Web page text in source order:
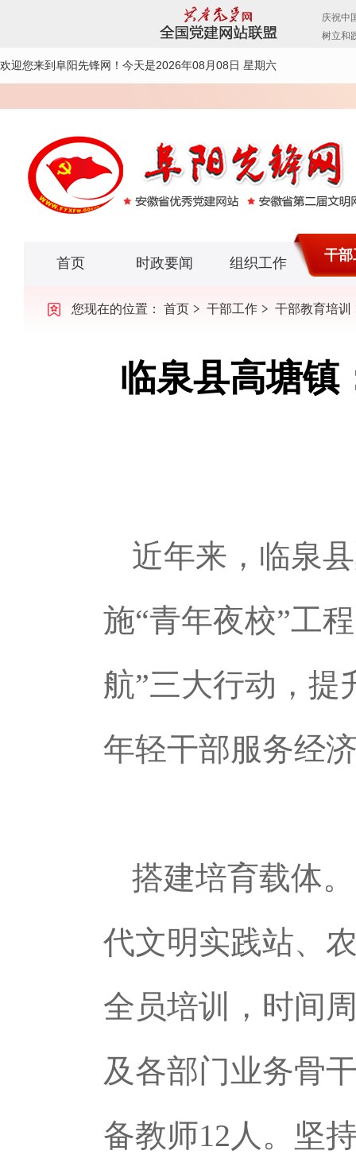
欢迎您来到阜阳先锋网！ 今天是2026年08月08日 星期六
首页 时政要闻 组织工作 干部
您现在的位置： 首页 干部工作 干部教育培训
临泉县高塘镇
近年来，临泉
施“青年夜校”工
航”三大行动，提
年轻干部服务经
搭建培育载体。
代文明实践站、
全员培训，时间
及各部门业务骨
备教师12人。坚